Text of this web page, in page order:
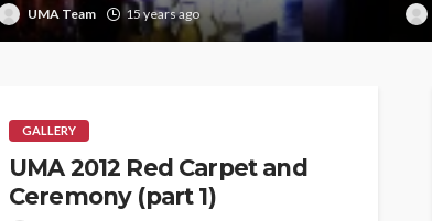
UMA Team 15 years ago
GALLERY
UMA 2012 Red Carpet and
Ceremony (part 1)